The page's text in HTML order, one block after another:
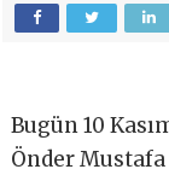
Bugün 10
Önder